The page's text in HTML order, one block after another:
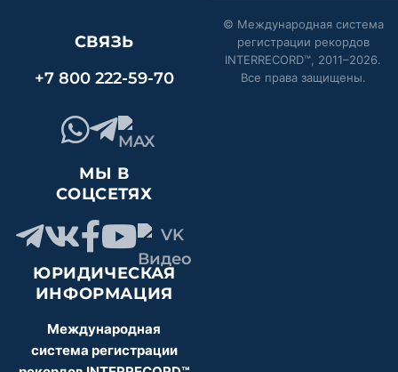
СВЯЗЬ
+7 800 222-59-70
МЫ В
СОЦСЕТЯХ
ЮРИДИЧЕСКАЯ
ИНФОРМАЦИЯ
Международная
система регистрации
© Международная система
регистрации рекордов
INTERRECORD™, 2011–2026.
Все права защищены.